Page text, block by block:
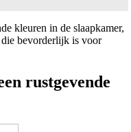
kleuren in de slaapkamer,
bevorderlijk is voor
rustgevende